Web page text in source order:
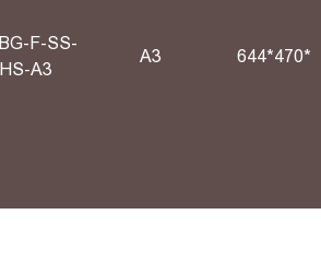
BG-F-SS-
HS-A3
A3 644*470*